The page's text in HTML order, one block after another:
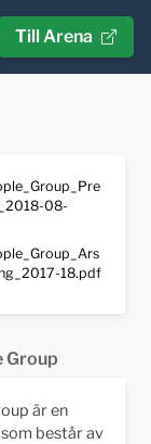
Till Arena
08-
18.pdf
Group
är en
består av